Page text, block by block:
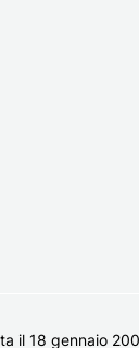
il 18 gennaio